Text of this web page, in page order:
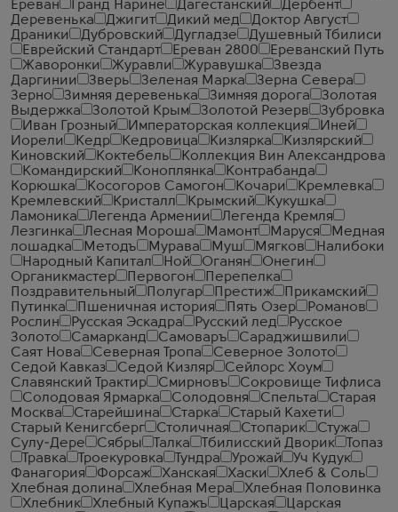
Ереван
Гранд Нарине Дагестанский
Дербент
Деревенька
Джигит Дикий мед
Доктор Август
Драники
Дубровский Дугладзе
Душевный Тбилиси
Еврейский Стандарт
Ереван 2800
Ереванский Путь
Жаворонки
Журавли Журавушка
Звезда
Даргинии
Зверь Зеленая Марка
Зерна Севера
Зерно
Зимняя деревенька Зимняя дорога
Золотая
Выдержка
Золотой Крым Золотой Резерв
Зубровка
Иван Грозный
Императорская коллекция
Иней
Иорели
Кедр Кедровица Кизлярка
Кизлярский
Киновский
Коктебель
Коллекция Вин Александрова
Командирский
Коноплянка
Контрабанда
Корюшка
Косогоров Самогон Кочари
Кремлевка
Кремлевский
Кристалл Крымский
Кукушка
Ламоника
Легенда Армении
Легенда Кремля
Лезгинка
Лесная Мороша Мамонт Маруся
Медная
лошадка
Методъ Мурава Муш Мягков
Налибоки
Народный Капитал
Ной Оганян
Онегин
Органикмастер
Первогон
Перепелка
Поздравительный
Полугар Престиж
Прикамский
Путинка
Пшеничная история Пять Озер
Романов
Рослин
Русская Эскадра Русский лед
Русское
Золото
Самарканд Самоваръ
Сараджишвили
Саят Нова
Северная Тропа
Северное Золото
Седой Кавказ
Седой Кизляр
Сейлорс Хоум
Славянский Трактир
Смирновъ
Сокровище Тифлиса
Солодовая Ярмарка
Солодовня Спельта
Старая
Москва
Старейшина Старка
Старый Кахети
Старый Кенигсберг
Столичная Стопарик
Стужа
Сулу-Дере
Сябры Талка Тбилисский Дворик
Топаз
Травка
Троекуровка Тундра Урожай
Уч Кудук
Фанагория
Форсаж Ханская Хаски
Хлеб & Соль
Хлебная долина
Хлебная Мера
Хлебная Половинка
Хлебник
Хлебный Купажъ Царская
Царская